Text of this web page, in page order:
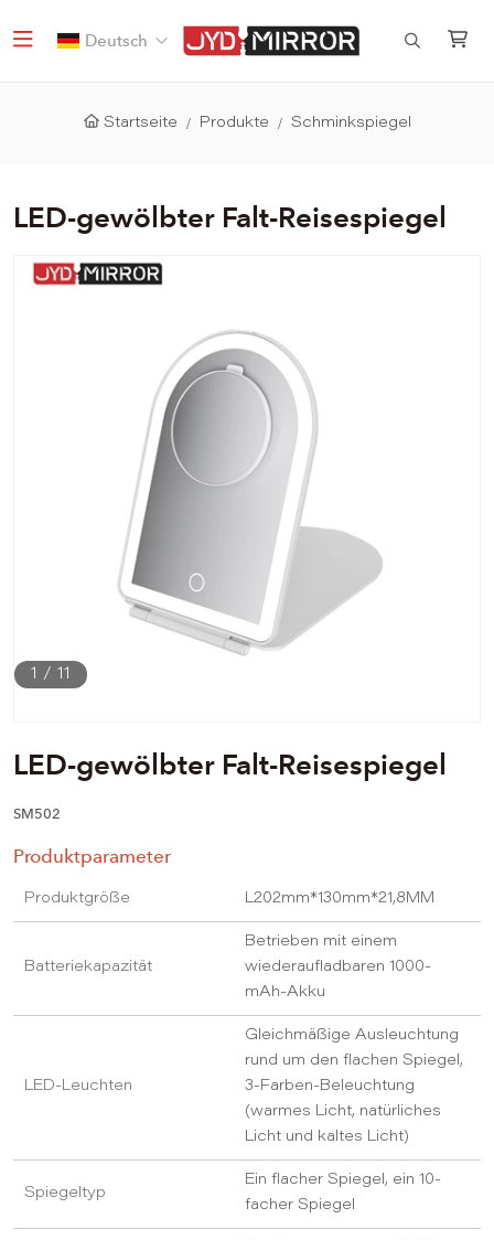
Deutsch
Startseite Produkte Schminkspiegel
LED-gewölbter Falt-Reisespiegel
LED-gewölbter Falt-Reisespiegel
SM502
Produktparameter
Produktgröße L202mm*130mm*21,8MM
Batteriekapazität
Betrieben mit einem
wiederaufladbaren 1000-
mAh-Akku
LED-Leuchten
Gleichmäßige Ausleuchtung
rund um den flachen Spiegel,
3-Farben-Beleuchtung
(warmes Licht, natürliches
Licht und kaltes Licht)
Spiegeltyp
Ein flacher Spiegel, ein 10-
facher Spiegel
1 / 11